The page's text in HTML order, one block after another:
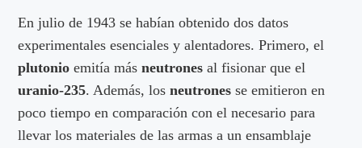
En julio de 1943 se habían obtenido dos datos
experimentales esenciales y alentadores. Primero, el
plutonio emitía másneutrones al fisionar que el
uranio-235. Además, losneutrones se emitieron en
poco tiempo en comparación con el necesario para
llevar los materiales de las armas a un ensamblaje